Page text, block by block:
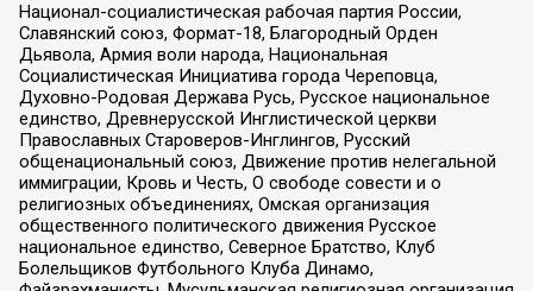
Национал-социалистическая рабочая партия России,
Славянский союз, Формат-18, Благородный Орден
Дьявола, Армия воли народа, Национальная
Социалистическая Инициатива города Череповца,
Духовно-Родовая Держава Русь, Русское национальное
единство, Древнерусской Инглистической церкви
Православных Староверов-Инглингов, Русский
общенациональный союз, Движение против нелегальной
иммиграции, Кровь и Честь, О свободе совести и о
религиозных объединениях, Омская организация
общественного политического движения Русское
национальное единство, Северное Братство, Клуб
Болельщиков Футбольного Клуба Динамо,